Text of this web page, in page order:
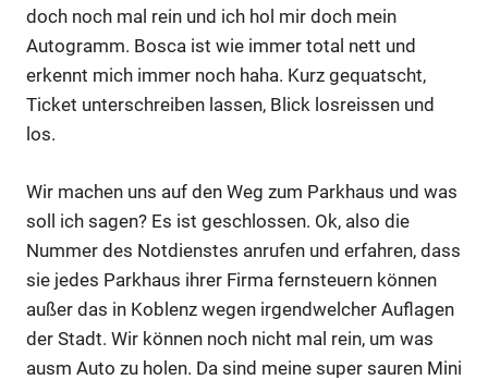
doch noch mal rein und ich hol mir doch mein
Autogramm. Bosca ist wie immer total nett und
erkennt mich immer noch haha. Kurz gequatscht,
Ticket unterschreiben lassen, Blick losreissen und
los.
Wir machen uns auf den Weg zum Parkhaus und was
soll ich sagen? Es ist geschlossen. Ok, also die
Nummer des Notdienstes anrufen und erfahren, dass
sie jedes Parkhaus ihrer Firma fernsteuern können
außer das in Koblenz wegen irgendwelcher Auflagen
der Stadt. Wir können noch nicht mal rein, um was
ausm Auto zu holen. Da sind meine super sauren Mini